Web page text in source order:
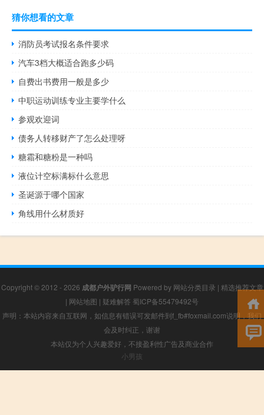
猜你想看的文章
消防员考试报名条件要求
汽车3档大概适合跑多少码
自费出书费用一般是多少
中职运动训练专业主要学什么
参观欢迎词
债务人转移财产了怎么处理呀
糖霜和糖粉是一种吗
液位计空标满标什么意思
圣诞源于哪个国家
角线用什么材质好
Copyright © 2012 - 2026 成都户外驴行网 Powered by 网站分类目录 | 精选推荐文章
| 网站地图 | 疑难解答 蜀ICP备55479492号
声明：本站内容来自互联网，如信息有错误可发邮件到f_fb#foxmail.com说明，我们
会及时纠正，谢谢
本站仅为个人兴趣爱好，不接盈利性广告及商业合作
小男孩